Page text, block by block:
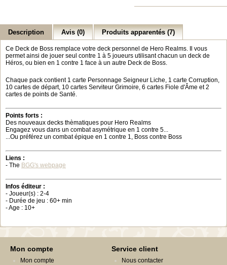
Description Avis (0) Produits apparentés (7)
Ce Deck de Boss remplace votre deck personnel de Hero Realms. Il vous
permet ainsi de jouer seul contre 1 à 5 joueurs utilisant chacun un deck de
Héros, ou bien en 1 contre 1 face à un autre Deck de Boss.
Chaque pack contient 1 carte Personnage Seigneur Liche, 1 carte Corruption,
10 cartes de départ, 10 cartes Serviteur Grimoire, 6 cartes Fiole d'Âme et 2
cartes de points de Santé.
Points forts :
Des nouveaux decks thèmatiques pour Hero Realms
Engagez vous dans un combat asymétrique en 1 contre 5...
...Ou préférez un combat épique en 1 contre 1, Boss contre Boss
Liens :
- The BGG's webpage
Infos éditeur :
- Joueur(s) : 2-4
- Durée de jeu : 60+ min
- Age : 10+
Mon compte
Mon compte
Service client
Nous contacter